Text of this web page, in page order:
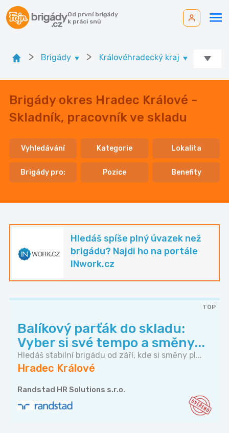
Od první brigády
k práci snů
> Brigády > Královéhradecký kraj Ok.
Brigády okres Hradec Králové -
Skladník, pracovník ve skladu
Vyhledávání Kategorie Lokalita
Brigády pro: Pozice Benefity
Hledáš spíše plný úvazek než
brigádu? Najdi ho na portále
INwork.cz
TOP
Balíkový parťák do skladu:
Vyber si své tempo a směny...
Hledáš stabilní brigádu od září, kde si směny pl...
Hradec Králové
Randstad HR Solutions s.r.o.